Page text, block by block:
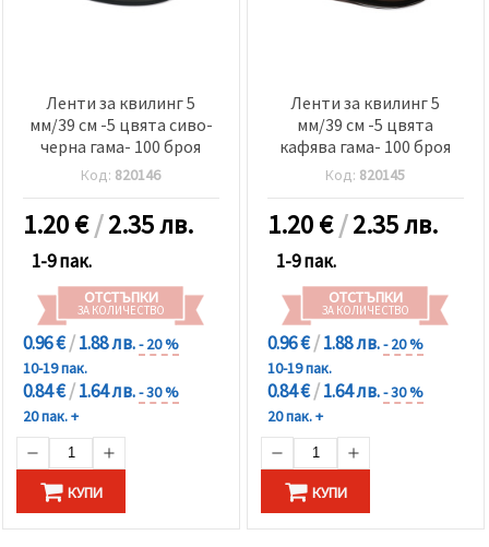
Ленти за квилинг 5
мм/39 см -5 цвята сиво-
черна гама- 100 броя
Код: 820146
1.20€/2.35 лв.
1-9 пак.
ОТСТЪПКИ
ЗА КОЛИЧЕСТВО
0.96 €/1.88 лв.- 20 %
10-19 пак.
0.84 €/1.64 лв.- 30 %
20 пак. +
КУПИ
Ленти за квилинг 5
мм/39 см -5 цвята
кафява гама- 100 броя
Код: 820145
1.20€/2.35 лв.
1-9 пак.
ОТСТЪПКИ
ЗА КОЛИЧЕСТВО
0.96 €/1.88 лв.- 20 %
10-19 пак.
0.84 €/1.64 лв.- 30 %
20 пак. +
КУПИ